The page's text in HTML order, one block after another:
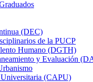
(DEC)
de la PUCP
Humano (DGTH)
y Evaluación
Universitaria (CAPU)